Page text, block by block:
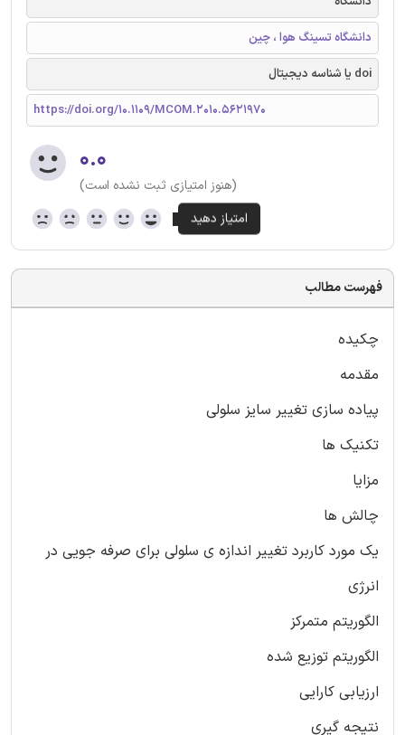
دانشگاه تسینگ هوا ، چین
doi یا شناسه دیجیتال
https://doi.org/10.1109/MCOM.2010.5621970
۰.۰
(هنوز امتیازی ثبت نشده است)
فهرست مطالب
چکیده
مقدمه
پیاده سازی تغییر سایز سلولی
تکنیک ها
مزایا
چالش ها
یک مورد کاربرد تغییر اندازه ی سلولی برای صرفه جویی در
انرژی
الگوریتم متمرکز
الگوریتم توزیع شده
ارزیابی کارایی
نتیجه گیری